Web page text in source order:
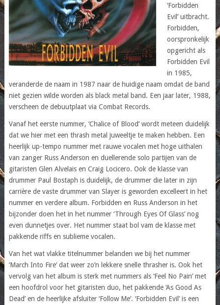
‘Forbidden
Evil’ uitbracht.
Forbidden,
oorspronkelijk
opgericht als
Forbidden Evil
in 1985,
veranderde de naam in 1987 naar de huidige naam omdat de band
niet gezien wilde worden als black metal band. Een jaar later, 1988,
verscheen de debuutplaat via Combat Records.
Vanaf het eerste nummer, ‘Chalice of Blood’ wordt meteen duidelijk
dat we hier met een thrash metal juweeltje te maken hebben. Een
heerlijk up-tempo nummer met rauwe vocalen met hoge uithalen
van zanger Russ Anderson en duellerende solo partijen van de
gitaristen Glen Alvelais en Craig Locicero. Ook de klasse van
drummer Paul Bostaph is duidelijk, de drummer die later in zijn
carrière de vaste drummer van Slayer is geworden excelleert in het
nummer en verdere album. Forbidden en Russ Anderson in het
bijzonder doen het in het nummer ‘Through Eyes Of Glass’ nog
even dunnetjes over. Het nummer staat bol vam de klasse met
pakkende riffs en sublieme vocalen.
Van het wat vlakke titelnummer belanden we bij het nummer
‘March Into Fire’ dat weer zo’n lekkere snelle thrasher is. Ook het
vervolg van het album is sterk met nummers als ‘Feel No Pain’ met
een hoofdrol voor het gitaristen duo, het pakkende ‘As Good As
Dead’ en de heerlijke afsluiter ‘Follow Me’. ‘Forbidden Evil’ is een